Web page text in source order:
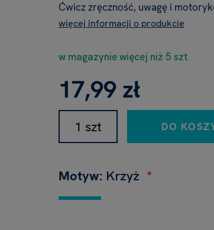
Ćwicz zręczność, uwagę i
więcej informacji o produkcie
w magazynie więcej niż 5 szt
17,99 zł
DO
Motyw: Krzyż